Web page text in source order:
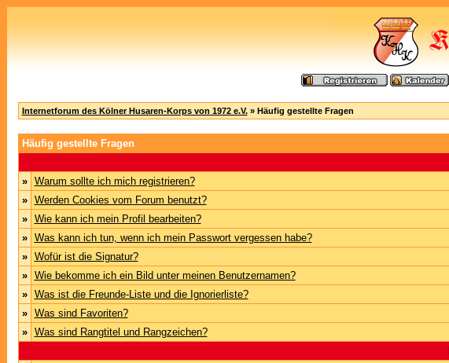
Internetforum des Kölner Husaren-Korps von 1972 e.V.» Häufig gestellte Fragen
Häufig gestellte Fragen
»
Warum sollte ich mich registrieren?
»
Werden Cookies vom Forum benutzt?
»
Wie kann ich mein Profil bearbeiten?
»
Was kann ich tun, wenn ich mein Passwort vergessen habe?
»
Wofür ist die Signatur?
»
Wie bekomme ich ein Bild unter meinen Benutzernamen?
»
Was ist die Freunde-Liste und die Ignorierliste?
»
Was sind Favoriten?
»
Was sind Rangtitel und Rangzeichen?